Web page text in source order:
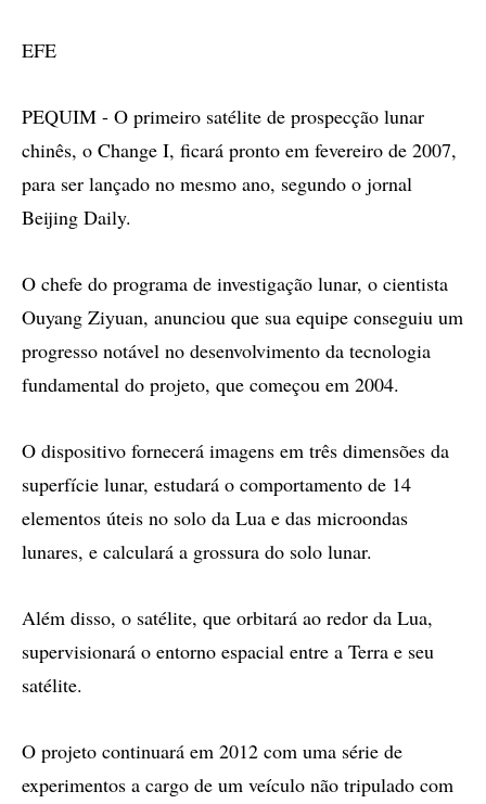
EFE
PEQUIM - O primeiro satélite de prospecção lunar
chinês, o Change I, ficará pronto em fevereiro de 2007,
para ser lançado no mesmo ano, segundo o jornal
Beijing Daily.
O chefe do programa de investigação lunar, o cientista
Ouyang Ziyuan, anunciou que sua equipe conseguiu um
progresso notável no desenvolvimento da tecnologia
fundamental do projeto, que começou em 2004.
O dispositivo fornecerá imagens em três dimensões da
superfície lunar, estudará o comportamento de 14
elementos úteis no solo da Lua e das microondas
lunares, e calculará a grossura do solo lunar.
Além disso, o satélite, que orbitará ao redor da Lua,
supervisionará o entorno espacial entre a Terra e seu
satélite.
O projeto continuará em 2012 com uma série de
experimentos a cargo de um veículo não tripulado com